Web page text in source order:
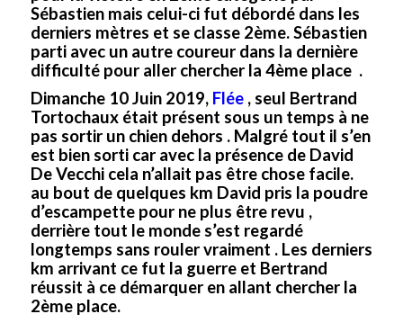
Sébastien mais celui-ci fut débordé dans les
derniers mètres et se classe 2ème. Sébastien
parti avec un autre coureur dans la dernière
difficulté pour aller chercher la 4ème place .
Dimanche 10 Juin 2019, Flée, seul Bertrand
Tortochaux était présent sous un temps à ne
pas sortir un chien dehors . Malgré tout il s’en
est bien sorti car avec la présence de David
De Vecchi cela n’allait pas être chose facile.
au bout de quelques km David pris la poudre
d’escampette pour ne plus être revu ,
derrière tout le monde s’est regardé
longtemps sans rouler vraiment . Les derniers
km arrivant ce fut la guerre et Bertrand
réussit à ce démarquer en allant chercher la
2ème place.